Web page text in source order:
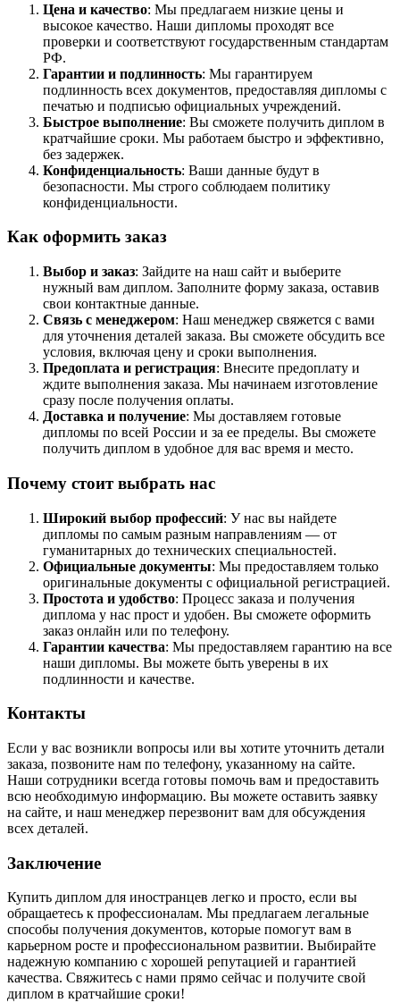
Цена и качество: Мы предлагаем низкие цены и
высокое качество. Наши дипломы проходят все
проверки и соответствуют государственным стандартам
РФ.
Гарантии и подлинность: Мы гарантируем
подлинность всех документов, предоставляя дипломы с
печатью и подписью официальных учреждений.
Быстрое выполнение: Вы сможете получить диплом в
кратчайшие сроки. Мы работаем быстро и эффективно,
без задержек.
Конфиденциальность: Ваши данные будут в
безопасности. Мы строго соблюдаем политику
конфиденциальности.
Как оформить заказ
Выбор и заказ: Зайдите на наш сайт и выберите
нужный вам диплом. Заполните форму заказа, оставив
свои контактные данные.
Связь с менеджером: Наш менеджер свяжется с вами
для уточнения деталей заказа. Вы сможете обсудить все
условия, включая цену и сроки выполнения.
Предоплата и регистрация: Внесите предоплату и
ждите выполнения заказа. Мы начинаем изготовление
сразу после получения оплаты.
Доставка и получение: Мы доставляем готовые
дипломы по всей России и за ее пределы. Вы сможете
получить диплом в удобное для вас время и место.
Почему стоит выбрать нас
Широкий выбор профессий: У нас вы найдете
дипломы по самым разным направлениям — от
гуманитарных до технических специальностей.
Официальные документы: Мы предоставляем только
оригинальные документы с официальной регистрацией.
Простота и удобство: Процесс заказа и получения
диплома у нас прост и удобен. Вы сможете оформить
заказ онлайн или по телефону.
Гарантии качества: Мы предоставляем гарантию на все
наши дипломы. Вы можете быть уверены в их
подлинности и качестве.
Контакты
Если у вас возникли вопросы или вы хотите уточнить детали
заказа, позвоните нам по телефону, указанному на сайте.
Наши сотрудники всегда готовы помочь вам и предоставить
всю необходимую информацию. Вы можете оставить заявку
на сайте, и наш менеджер перезвонит вам для обсуждения
всех деталей.
Заключение
Купить диплом для иностранцев легко и просто, если вы
обращаетесь к профессионалам. Мы предлагаем легальные
способы получения документов, которые помогут вам в
карьерном росте и профессиональном развитии. Выбирайте
надежную компанию с хорошей репутацией и гарантией
качества. Свяжитесь с нами прямо сейчас и получите свой
диплом в кратчайшие сроки!